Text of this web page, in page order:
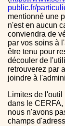
public.fr/
mentionné une
n'est en aucun
conviendra de
par vos soins à
être tenu pour
découler de
retrouverez par
joindre à
Limites de l'outil : certains champs sont un peu décalé
dans le
nous n'avons
champs